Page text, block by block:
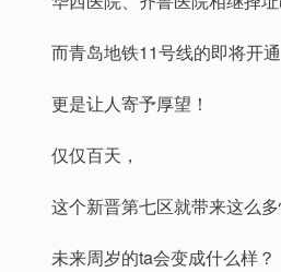
而青岛地铁11号线的即将开通
更是让人寄予厚望！
仅仅百天，
这个新晋第七区就带来这么多
未来周岁的ta会变成什么样？